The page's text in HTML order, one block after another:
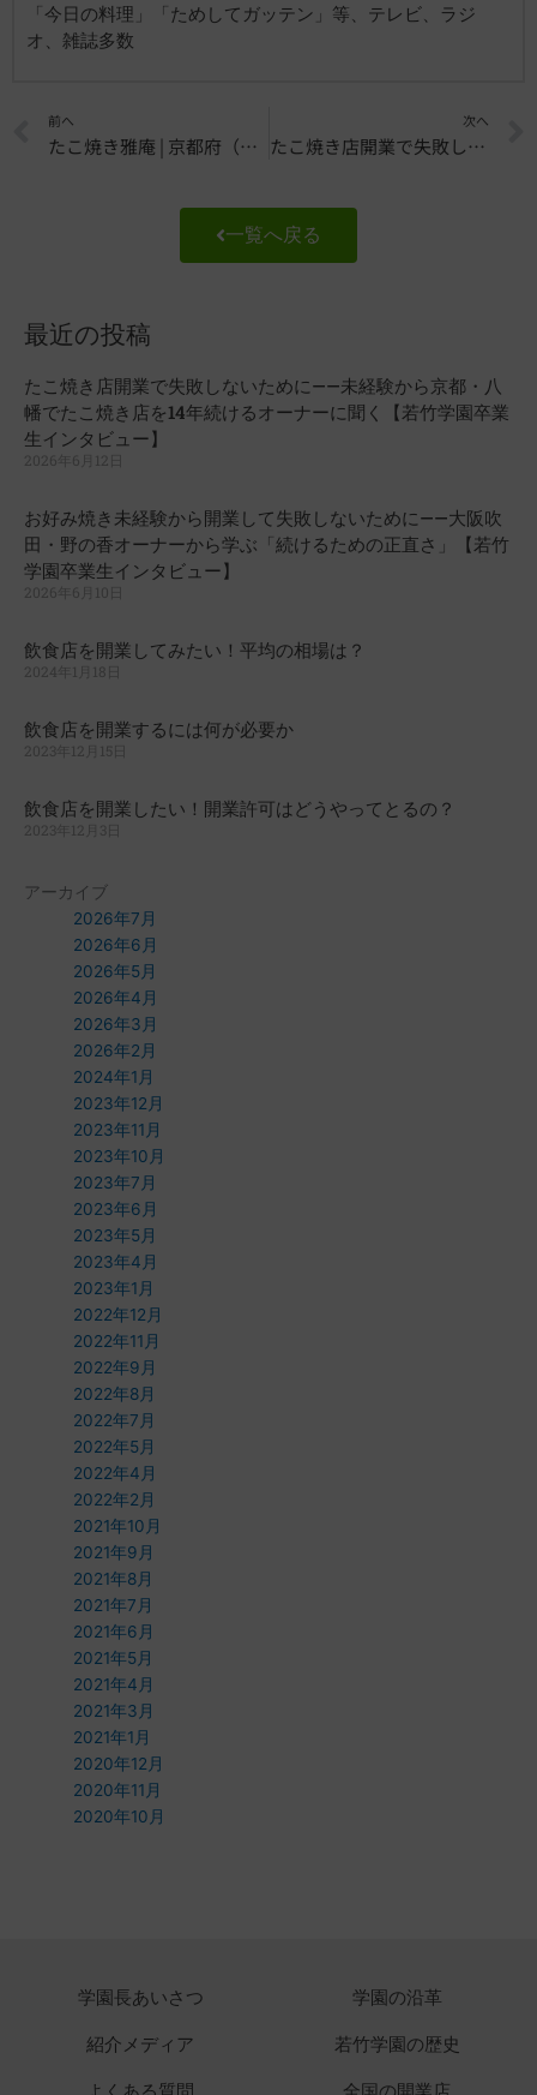
「今日の料理」「ためしてガッテン」等、テレビ、ラジ
オ、雑誌多数
Prev
前へ
たこ焼き雅庵 | 京都府（八幡）
次へ
たこ焼き店開業で失敗しないために——未経験から京都・八幡でたこ焼き店を14年続けるオーナーに聞く【若竹学園卒業生インタビュー】
一覧へ戻る
最近の投稿
たこ焼き店開業で失敗しないために——未経験から京都・八
幡でたこ焼き店を14年続けるオーナーに聞く【若竹学園卒業
生インタビュー】
2026年6月12日
お好み焼き未経験から開業して失敗しないために——大阪吹
田・野の香オーナーから学ぶ「続けるための正直さ」【若竹
学園卒業生インタビュー】
2026年6月10日
飲食店を開業してみたい！平均の相場は？
2024年1月18日
飲食店を開業するには何が必要か
2023年12月15日
飲食店を開業したい！開業許可はどうやってとるの？
2023年12月3日
アーカイブ
2026年7月
2026年6月
2026年5月
2026年4月
2026年3月
2026年2月
2024年1月
2023年12月
2023年11月
2023年10月
2023年7月
2023年6月
2023年5月
2023年4月
2023年1月
2022年12月
2022年11月
2022年9月
2022年8月
2022年7月
2022年5月
2022年4月
2022年2月
2021年10月
2021年9月
2021年8月
2021年7月
2021年6月
2021年5月
2021年4月
2021年3月
2021年1月
2020年12月
2020年11月
2020年10月
学園長あいさつ 学園の沿革
紹介メディア 若竹学園の歴史